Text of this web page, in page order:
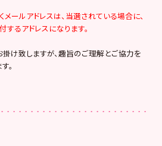
ールアドレスは、当選されている場合に、
るアドレスになります。
け致しますが、趣旨のご理解とご協力を
。